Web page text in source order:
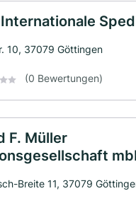
10, 37079 Göttingen
(0 Bewertungen)
F. Müller
Breite 11, 37079